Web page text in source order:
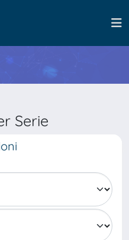
Serie